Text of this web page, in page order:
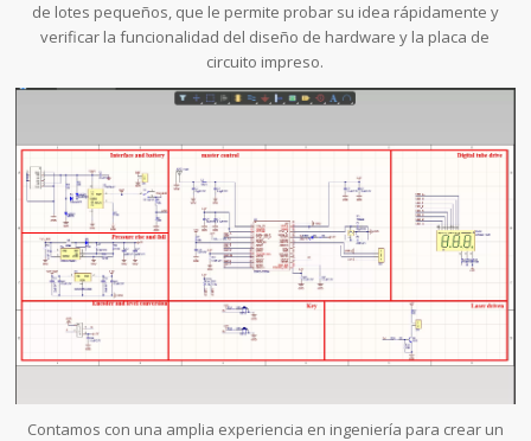
de lotes pequeños, que le permite probar su idea rápidamente y
verificar la funcionalidad del diseño de hardware y la placa de
circuito impreso.
Contamos con una amplia experiencia en ingeniería para crear un